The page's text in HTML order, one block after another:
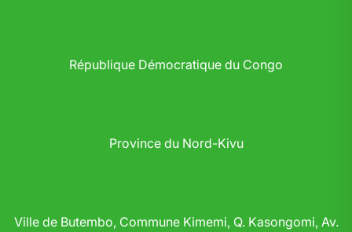
République Démocratique du Congo
Province du Nord-Kivu
Ville de Butembo, Commune Kimemi, Q. Kasongomi, Av.